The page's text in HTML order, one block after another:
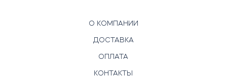
О КОМПАНИИ
ДОСТАВКА
ОПЛАТА
КОНТАКТЫ